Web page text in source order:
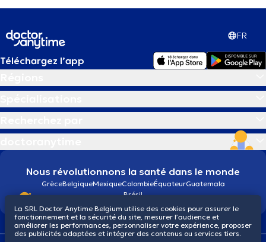
FR
Téléchargez l’app
Nous révolutionnons la santé dans le monde
GrèceBelgiqueMexiqueColombieÉquateurGuatemala
Brésil
La SRL Doctor Anytime Belgium utilise des cookies pour assurer le
fonctionnement et la sécurité du site, mesurer l’audience et
améliorer les performances, personnaliser votre expérience, proposer
des publicités adaptées et intégrer des contenus ou services tiers.